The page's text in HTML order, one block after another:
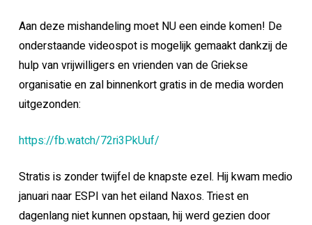
Aan deze mishandeling moet NU een einde komen! De
onderstaande videospot is mogelijk gemaakt dankzij de
hulp van vrijwilligers en vrienden van de Griekse
organisatie en zal binnenkort gratis in de media worden
uitgezonden:
https://fb.watch/72ri3PkUuf/
Stratis is zonder twijfel de knapste ezel. Hij kwam medio
januari naar ESPI van het eiland Naxos. Triest en
dagenlang niet kunnen opstaan, hij werd gezien door